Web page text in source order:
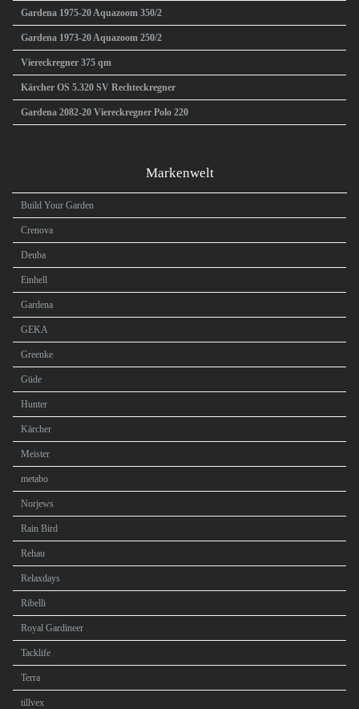
Gardena 1975-20 Aquazoom 350/2
Gardena 1973-20 Aquazoom 250/2
Viereckregner 375 qm
Kärcher OS 5.320 SV Rechteckregner
Gardena 2082-20 Viereckregner Polo 220
Markenwelt
Build Your Garden
Crenova
Deuba
Einhell
Gardena
GEKA
Greenke
Güde
Hunter
Kärcher
Meister
metabo
Norjews
Rain Bird
Rehau
Relaxdays
Ribelli
Royal Gardineer
Tacklife
Terra
tillvex